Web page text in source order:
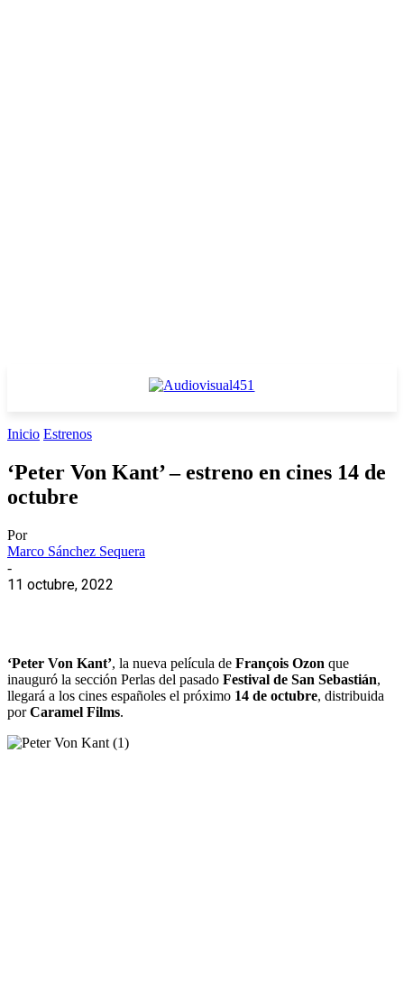
Inicio Estrenos
‘Peter Von Kant’ – estreno en cines 14 de
octubre
Por
Marco Sánchez Sequera
-
11 octubre, 2022
‘Peter Von Kant’, la nueva película de François Ozon que
inauguró la sección Perlas del pasado Festival de San Sebastián,
llegará a los cines españoles el próximo 14 de octubre, distribuida
porCaramel Films.